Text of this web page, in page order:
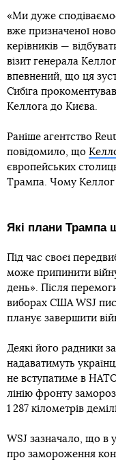
«Ми дуже
вже призначеної
керівників —
візит генерала
впевнений, що ця
Сибіга
Келлога до Києва.
Раніше агентство
повідомило, що
європейських
Трампа. Чому Келлог
Які плани Трампа
Під час своєї
може припинити
день». Після
виборах США WSJ
планує завершити
Деякі його радники
надаватимуть
не вступатиме в
лінію фронту
1 287 кілометрів
WSJ зазначало, що в
про замороження